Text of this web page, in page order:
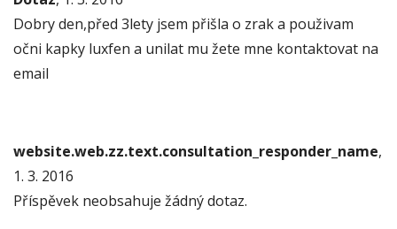
Dobry den,před 3lety jsem přišla o zrak a použivam
očni kapky luxfen a unilat mu žete mne kontaktovat na
email
website.web.zz.text.consultation_responder_name,
1. 3. 2016
Příspěvek neobsahuje žádný dotaz.